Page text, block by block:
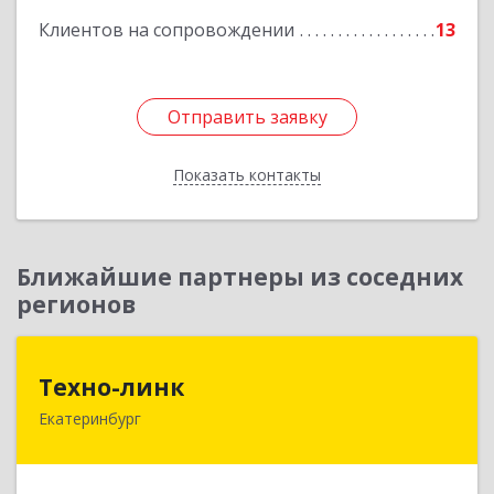
Клиентов на сопровождении 13
Отправить заявку
Показать контакты
Отправить заявку
Назад
Ближайшие партнеры из соседних
регионов
Техно-линк
Екатеринбург
620000, Свердловская обл, Екатеринбург г,